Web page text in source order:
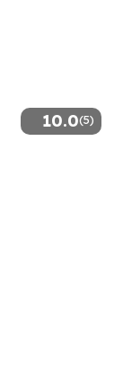
10.0(5)